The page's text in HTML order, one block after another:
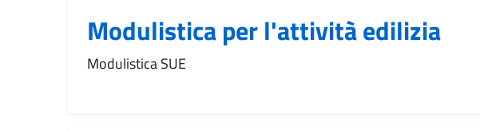
Modulistica per l'attività edilizia
Modulistica SUE